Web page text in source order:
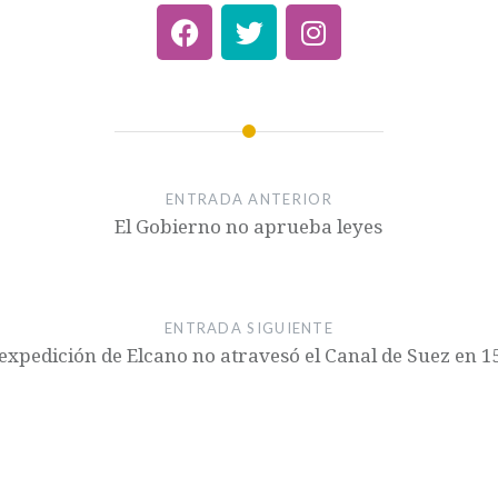
ENTRADA ANTERIOR
El Gobierno no aprueba leyes
ENTRADA SIGUIENTE
de Elcano no atravesó el Canal de Suez en